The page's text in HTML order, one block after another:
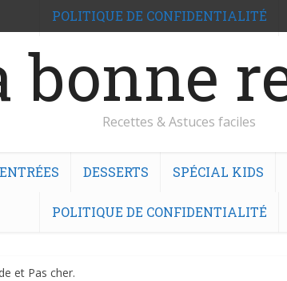
bonne
Recettes & Astuces faciles
ENTRÉES DESSERTS SPÉCIAL KIDS
POLITIQUE DE CONFIDENTIALITÉ
POLITIQUE DE CONFIDENTIALITÉ
et Pas cher.